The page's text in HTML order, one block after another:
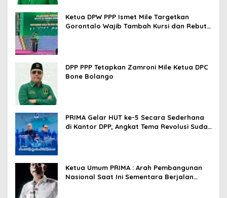
Ketua DPW PPP Ismet Mile Targetkan
Gorontalo Wajib Tambah Kursi dan Rebut
DPP PPP Tetapkan Zamroni Mile Ketua DPC
Bone Bolango
PRIMA Gelar HUT ke-5 Secara Sederhana
di Kantor DPP, Angkat Tema Revolusi Sudah
Ketua Umum PRIMA : Arah Pembangunan
Nasional Saat Ini Sementara Berjalan